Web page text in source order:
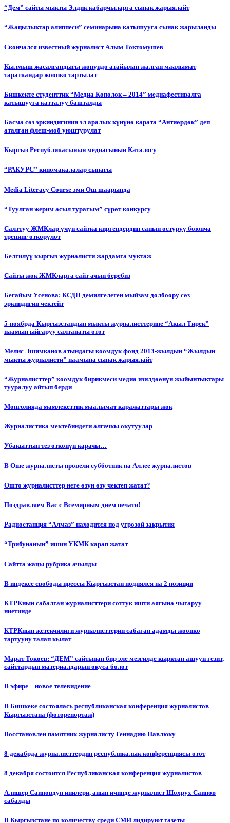
“Дем” сайты мыкты Элдик кабарчыларга сынак жарыялайт
“Жаңылыктар алиппеси” семинарына катышууга сынак жарыланды
Cкончался известный журналист Алым Токтомушев
Кылмыш жасалгандыгы жөнүндө атайылап жалган маалымат
тараткандар жоопко тартылат
Бишкекте студенттик “Медиа Көпөлөк – 2014” медиафестивалга
катышууга катталуу башталды
Басма сөз эркиндигинин эл аралык күнүнө карата “Антиөрдөк” деп
аталган флеш-моб уюштурулат
Кыргыз Республикасынын медиасынын Каталогу
“РАКУРС” киномакалалар сынагы
Media Literacy Сourse эми Ош шаарында
“Туулган жерим асыл турагым” сүрөт конкурсу
Салттуу ЖМКлар үчүн сайтка киргендердин санын өстүрүү боюнча
тренинг өткөрүлөт
Белгилүү кыргыз журналисти жардамга муктаж
Сайты жок ЖМКларга сайт ачып беребиз
Бегайым Усенова: КСДП демилгелеген мыйзам долбоору сөз
эркиндигин чектейт
5-ноябрда Кыргызстандын мыкты журналисттерине “Акыл Тирек”
наамын ыйгаруу салтанаты өтөт
Мелис Эшимканов атындагы коомдук фонд 2013-жылдын “Жылдын
мыкты журналисти” наамына сынак жарыялайт
“Журналисттер” коомдук бирикмеси медиа изилдөөнүн жыйынтыктары
тууралуу айтып берди
Монголияда мамлекеттик маалымат каражаттары жок
Журналистика мектебиндеги алгачкы окутуулар
Убакыттын тез өткөнүн карачы…
В Оше журналисты провели субботник на Аллее журналистов
Ошто журналисттер неге өзүн өзү чектеп жатат?
Поздравляем Вас с Всемирным днем печати!
Радиостанция “Алмаз” находится под угрозой закрытия
“Трибунанын” ишин УКМК карап жатат
Сайтта жаңы рубрика ачылды
В индексе свободы прессы Кыргызстан поднялся на 2 позиции
КТРКнын сабалган журналисттери соттук ишти аягына чыгаруу
ниетинде
КТРКнын жетекчилиги журналисттерин сабаган адамды жоопко
тартууну талап кылат
Марат Токоев: “ДЕМ” сайтынан бир эле мезгилде кырктан ашуун гезит,
сайттардын материалдарын окуса болот
В эфире – новое телевидение
В Бишкеке состоялась республиканская конференция журналистов
Кыргызстана (фоторепортаж)
Восстановлен памятник журналисту Геннадию Павлюку
8-декабрда журналисттердин республикалык конференциясы өтөт
8 декабря состоится Республиканская конференция журналистов
Алишер Саиповдун инилери, анын ичинде журналист Шохрух Саипов
сабалды
В Кыргызстане по количеству среди СМИ лидируют газеты